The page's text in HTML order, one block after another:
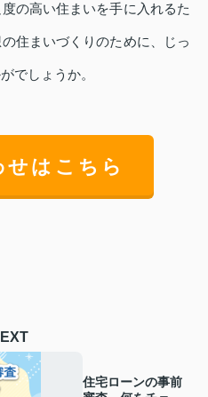
の高い住まいを手に入れるた
住まいづくりのために、じっ
でしょうか。
はこちら
住宅ローンの事前